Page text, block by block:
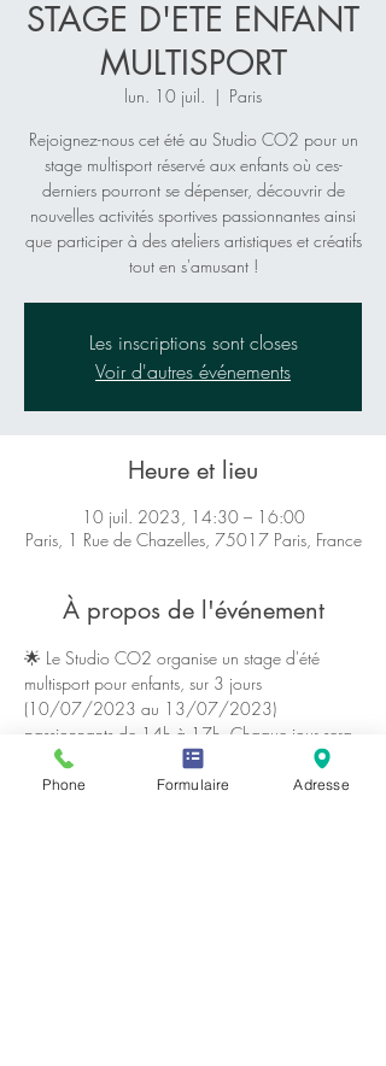
STAGE D'ETE ENFANT
MULTISPORT
lun. 10 juil.
  |
Paris
Rejoignez-nous cet été au Studio CO2 pour un
stage multisport réservé aux enfants où ces-
derniers pourront se dépenser, découvrir de
nouvelles activités sportives passionnantes ainsi
que participer à des ateliers artistiques et créatifs
tout en s'amusant !
Les inscriptions sont closes
Voir d'autres événements
Heure et lieu
10 juil. 2023, 14:30 – 16:00
Paris, 1 Rue de Chazelles, 75017 Paris, France
À propos de l'événement
🌟 Le Studio CO2 organise un stage d'été
multisport pour enfants, sur 3 jours
(10/07/2023 au 13/07/2023)
passionnants de 14h à 17h. Chaque jour sera
rempli d'activités physiques diverses, d'ateliers
artistiques et créatifs stimulants, et se conclura
Phone Formulaire Adresse